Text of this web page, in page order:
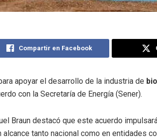
Compartir en Facebook
apoyar el desarrollo de la industria de
con la Secretaría de Energía (Sener).
Braun destacó que este acuerdo
alcance tanto nacional como en entidades